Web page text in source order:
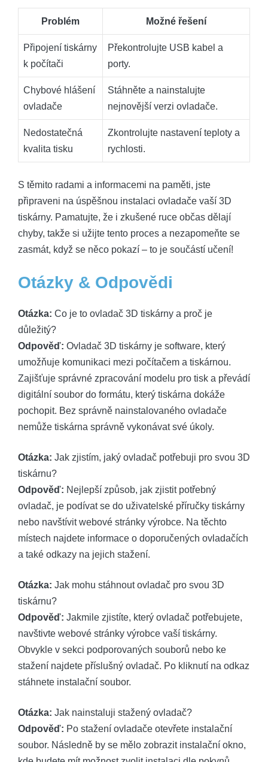
Problém Možné řešení
Připojení tiskárny
k počítači
Překontrolujte USB kabel a
porty.
Chybové hlášení
ovladače
Stáhněte a nainstalujte
nejnovější verzi ovladače.
Nedostatečná
kvalita tisku
Zkontrolujte nastavení teploty a
rychlosti.
S těmito radami a informacemi na paměti, jste
připraveni na úspěšnou instalaci ovladače vaší 3D
tiskárny. Pamatujte, že i zkušené ruce občas dělají
chyby, takže si užijte tento proces a nezapomeňte se
zasmát, když se něco pokazí – to je součástí učení!
Otázky & Odpovědi
Otázka: Co je to ovladač 3D tiskárny a proč je
důležitý?
Odpověď: Ovladač 3D tiskárny je software, který
umožňuje komunikaci mezi počítačem a tiskárnou.
Zajišťuje správné zpracování modelu pro tisk a převádí
digitální soubor do formátu, který tiskárna dokáže
pochopit. Bez správně nainstalovaného ovladače
nemůže tiskárna správně vykonávat své úkoly.
Otázka: Jak zjistím, jaký ovladač potřebuji pro svou 3D
tiskárnu?
Odpověď: Nejlepší způsob, jak zjistit potřebný
ovladač, je podívat se do uživatelské příručky tiskárny
nebo navštívit webové stránky výrobce. Na těchto
místech najdete informace o doporučených ovladačích
a také odkazy na jejich stažení.
Otázka: Jak mohu stáhnout ovladač pro svou 3D
tiskárnu?
Odpověď: Jakmile zjistíte, který ovladač potřebujete,
navštivte webové stránky výrobce vaší tiskárny.
Obvykle v sekci podporovaných souborů nebo ke
stažení najdete příslušný ovladač. Po kliknutí na odkaz
stáhnete instalační soubor.
Otázka: Jak nainstaluji stažený ovladač?
Odpověď: Po stažení ovladače otevřete instalační
soubor. Následně by se mělo zobrazit instalační okno,